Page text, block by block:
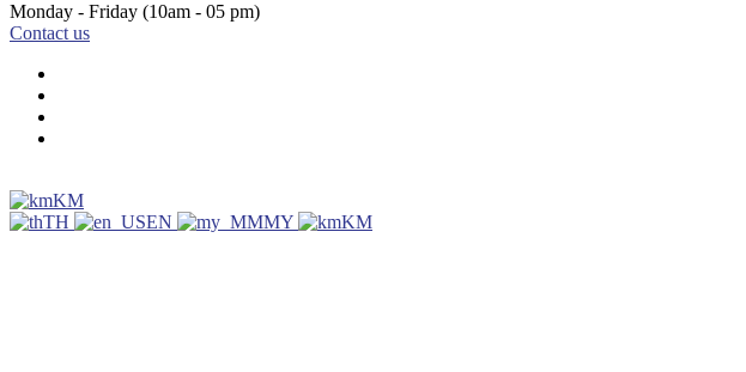
Monday - Friday (10am - 05 pm)
Contact us
KM
TH
EN MY KM